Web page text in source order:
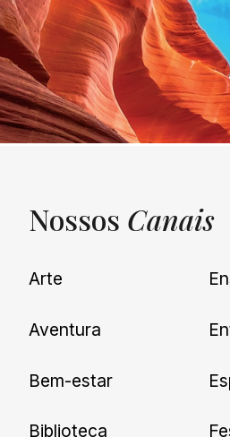
nossas
Nossos Canais
Arte
Aventura
Bem-estar
Biblioteca